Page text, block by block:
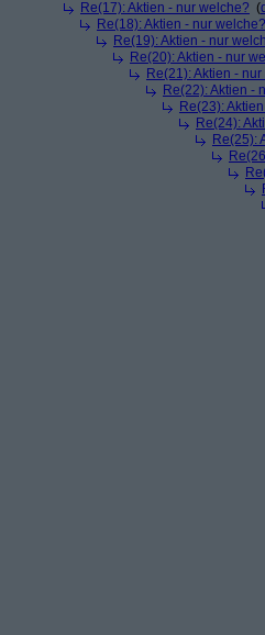
Re(17): Aktien - nur welche? (
Re(18): Aktien - nur welche?
Re(19): Aktien - nur
Re(20): Aktien - nur
Re(21): Aktien -
Re(22): Aktien -
Re(23):
Re(24):
Re(25):